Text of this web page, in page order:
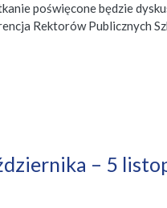
poświęcone będzie
Rektorów Publicznych
– 5